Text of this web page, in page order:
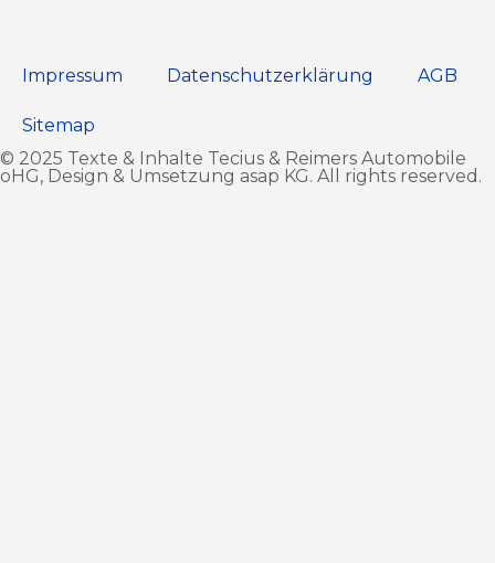
Impressum Datenschutz­erklärung AGB
Sitemap
© 2025 Texte & Inhalte Tecius & Reimers Automobile
oHG, Design & Umsetzung asap KG. All rights reserved.